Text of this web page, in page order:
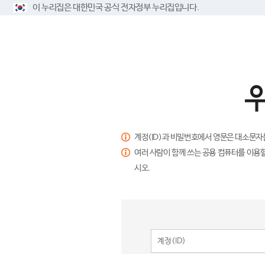
이 누리집은 대한민국 공식 전자정부 누리집입니다.
계정(ID)과 비밀번호에서 영문은 대소문
여러 사람이 함께 쓰는 공용 컴퓨터를 이
시오.